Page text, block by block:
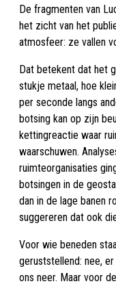
De fragmenten van
het zicht van het
atmosfeer: ze vallen
Dat betekent dat het
stukje metaal, hoe
per seconde langs
botsing kan op zijn
kettingreactie waar
waarschuwen.
ruimteorganisaties
botsingen in de
dan in de lage banen
suggereren dat ook
Voor wie beneden
geruststellend: nee,
ons neer. Maar voor